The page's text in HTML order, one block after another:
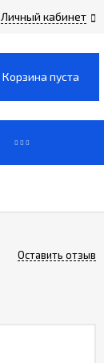
Личный кабинет
Корзина пуста
Оставить отзыв